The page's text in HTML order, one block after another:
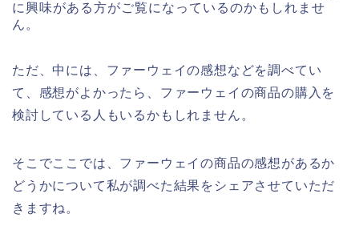
に興味がある方がご覧になっているのかもしれませ
ん。
ただ、中には、ファーウェイの感想などを調べてい
て、感想がよかったら、ファーウェイの商品の購入を
検討している人もいるかもしれません。
そこでここでは、ファーウェイの商品の感想があるか
どうかについて私が調べた結果をシェアさせていただ
きますね。